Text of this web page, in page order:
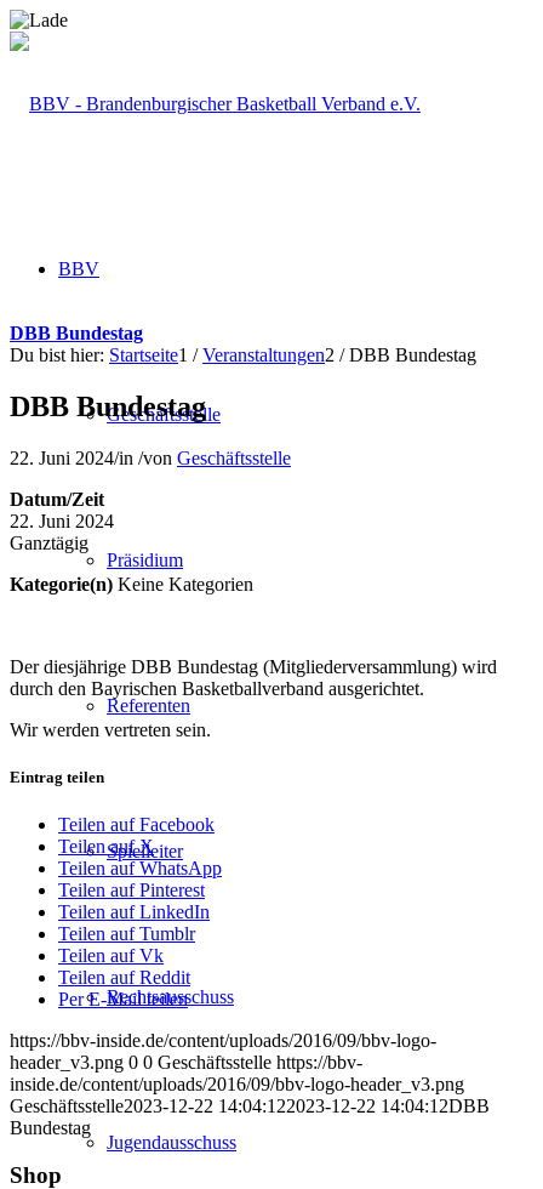
BBV
Geschäftsstelle
Präsidium
Referenten
Spielleiter
Rechtsausschuss
Jugendausschuss
DBB Bundestag
Du bist hier: Startseite1 / Veranstaltungen2 / DBB Bundestag
DBB Bundestag
22. Juni 2024/in /von Geschäftsstelle
Datum/Zeit
22. Juni 2024
Ganztägig
Kategorie(n) Keine Kategorien
Der diesjährige DBB Bundestag (Mitgliederversammlung) wird
durch den Bayrischen Basketballverband ausgerichtet.
Wir werden vertreten sein.
Eintrag teilen
Teilen auf Facebook
Teilen auf X
Teilen auf WhatsApp
Teilen auf Pinterest
Teilen auf LinkedIn
Teilen auf Tumblr
Teilen auf Vk
Teilen auf Reddit
Per E-Mail teilen
https://bbv-inside.de/content/uploads/2016/09/bbv-logo-
header_v3.png 0 0 Geschäftsstelle https://bbv-
inside.de/content/uploads/2016/09/bbv-logo-header_v3.png
Geschäftsstelle2023-12-22 14:04:122023-12-22 14:04:12DBB
Bundestag
Shop